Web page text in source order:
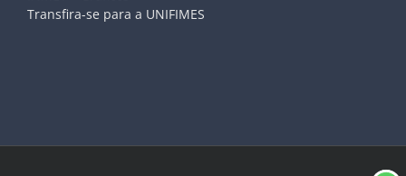
Transfira-se para a UNIFIMES